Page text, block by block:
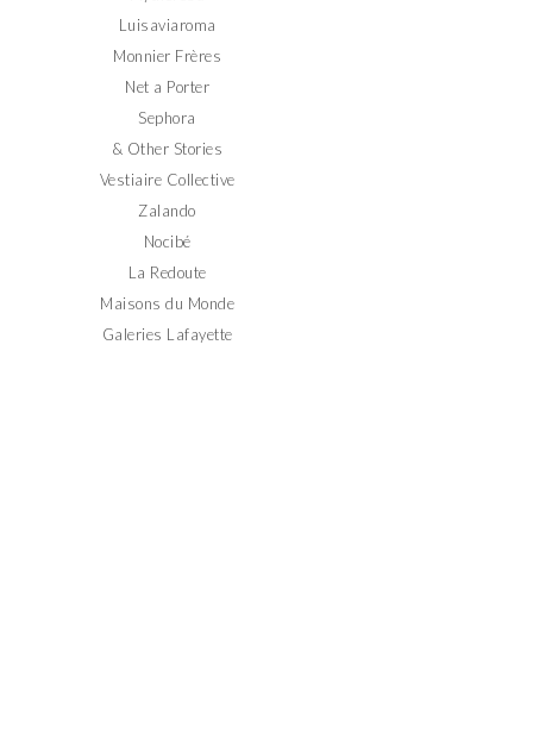
Luisaviaroma
Monnier Frères
Net a Porter
Sephora
& Other Stories
Vestiaire Collective
Zalando
Nocibé
La Redoute
Maisons du Monde
Galeries Lafayette